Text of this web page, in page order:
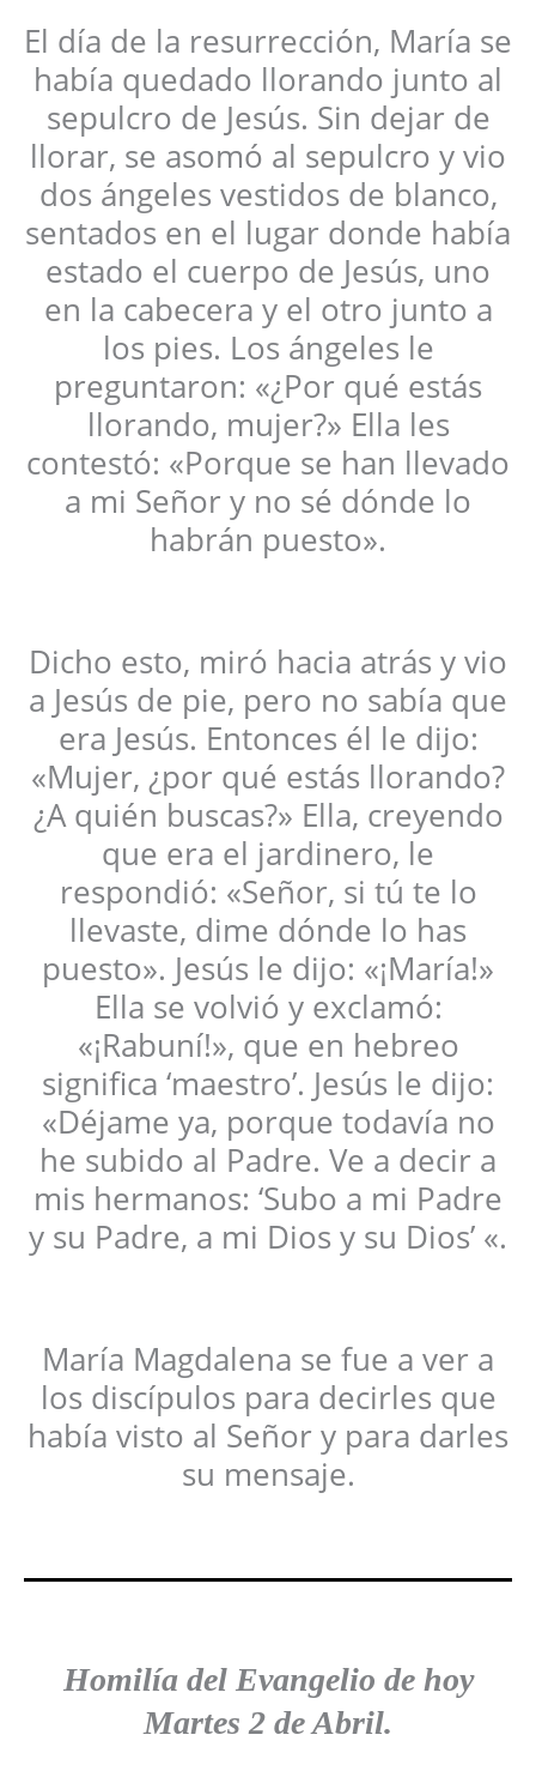
El día de la resurrección, María se
había quedado llorando junto al
sepulcro de Jesús. Sin dejar de
llorar, se asomó al sepulcro y vio
dos ángeles vestidos de blanco,
sentados en el lugar donde había
estado el cuerpo de Jesús, uno
en la cabecera y el otro junto a
los pies. Los ángeles le
preguntaron: «¿Por qué estás
llorando, mujer?» Ella les
contestó: «Porque se han llevado
a mi Señor y no sé dónde lo
habrán puesto».
Dicho esto, miró hacia atrás y vio
a Jesús de pie, pero no sabía que
era Jesús. Entonces él le dijo:
«Mujer, ¿por qué estás llorando?
¿A quién buscas?» Ella, creyendo
que era el jardinero, le
respondió: «Señor, si tú te lo
llevaste, dime dónde lo has
puesto». Jesús le dijo: «¡María!»
Ella se volvió y exclamó:
«¡Rabuní!», que en hebreo
significa ‘maestro’. Jesús le dijo:
«Déjame ya, porque todavía no
he subido al Padre. Ve a decir a
mis hermanos: ‘Subo a mi Padre
y su Padre, a mi Dios y su Dios’ «.
María Magdalena se fue a ver a
los discípulos para decirles que
había visto al Señor y para darles
su mensaje.
Homilía del Evangelio de hoy
Martes 2 de Abril.